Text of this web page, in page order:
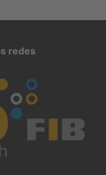
redes